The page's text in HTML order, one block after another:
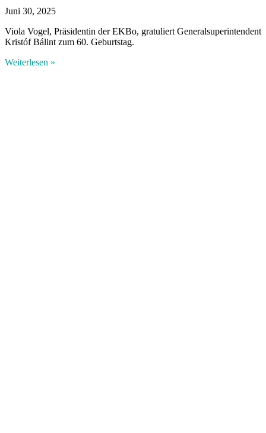
Juni 30, 2025
Viola Vogel, Präsidentin der EKBo, gratuliert Generalsuperintendent
Kristóf Bálint zum 60. Geburtstag.
Weiterlesen »